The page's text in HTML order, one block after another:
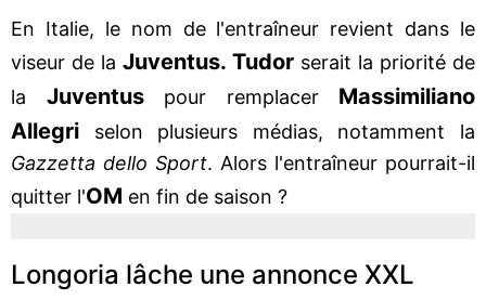
En Italie, le nom de l'entraîneur revient dans le
viseur de la Juventus. Tudor serait la priorité de
la
Juventuspour remplacer Massimiliano
Allegri selon plusieurs médias, notamment la
Gazzetta dello Sport. Alors l'entraîneur pourrait-il
quitter l'OM en fin de saison ?
Longoria lâche une annonce XXL